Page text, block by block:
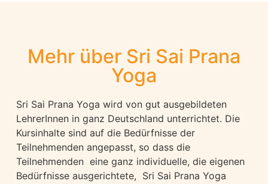
Mehr über Sri Sai Prana
Yoga
Sri Sai Prana Yoga wird von gut ausgebildeten
LehrerInnen in ganz Deutschland unterrichtet. Die
Kursinhalte sind auf die Bedürfnisse der
Teilnehmenden angepasst, so dass die
Teilnehmenden eine ganz individuelle, die eigenen
Bedürfnisse ausgerichtete, Sri Sai Prana Yoga